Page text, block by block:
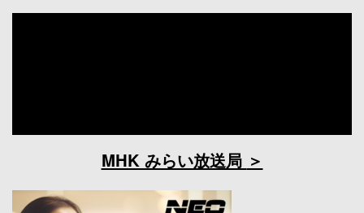
MHK みらい放送局